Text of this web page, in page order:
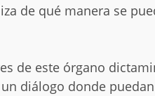
de qué manera se
de este órgano
diálogo donde